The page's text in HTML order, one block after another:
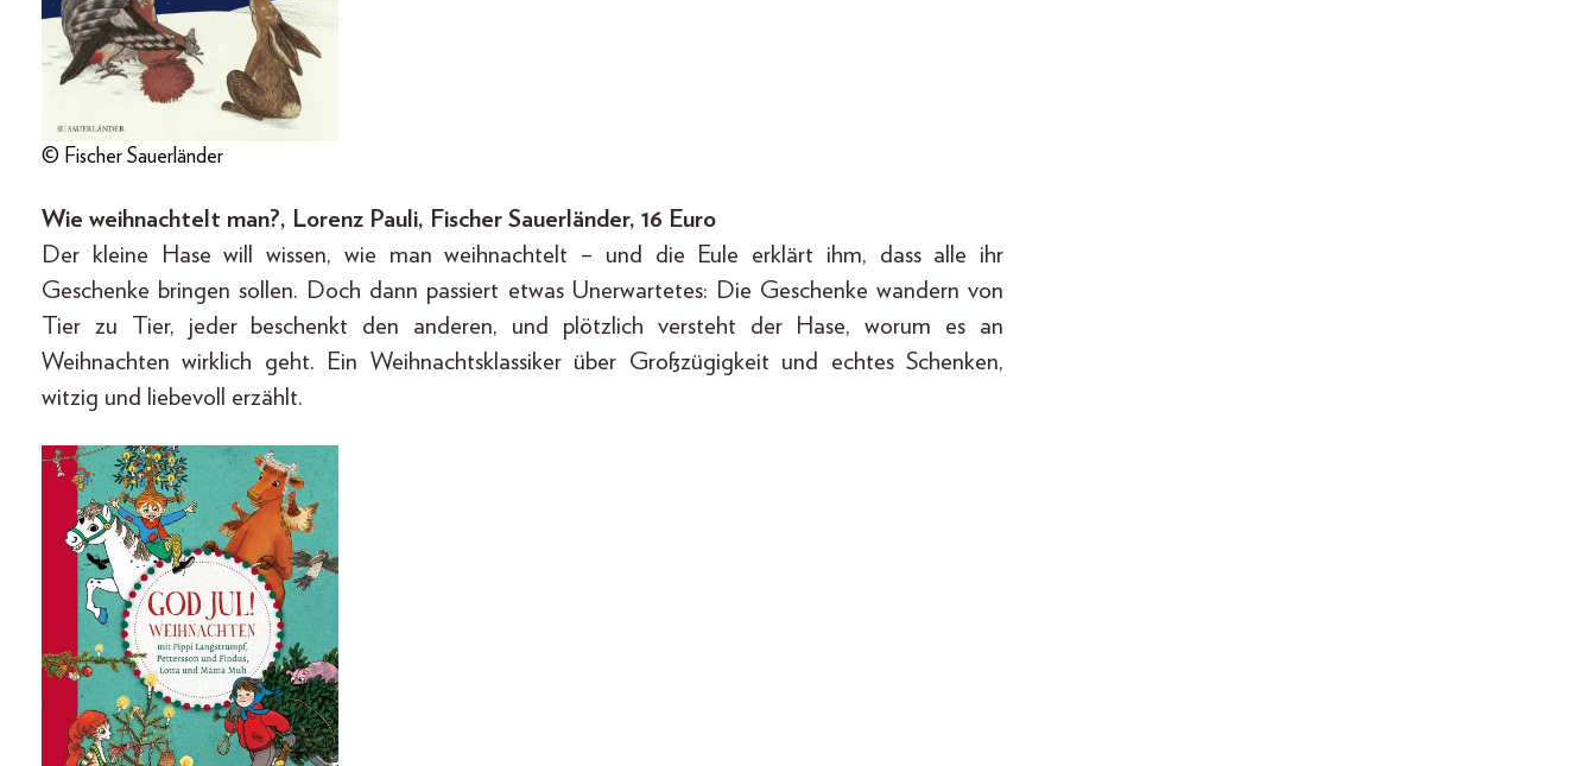
© Fischer Sauerländer
Wie weihnachtelt man?, Lorenz Pauli, Fischer Sauerländer, 16 Euro
Der kleine Hase will wissen, wie man weihnachtelt – und die Eule erklärt ihm, dass alle ihr
Geschenke bringen sollen. Doch dann passiert etwas Unerwartetes: Die Geschenke wandern von
Tier zu Tier, jeder beschenkt den anderen, und plötzlich versteht der Hase, worum es an
Weihnachten wirklich geht. Ein Weihnachtsklassiker über Großzügigkeit und echtes Schenken,
witzig und liebevoll erzählt.